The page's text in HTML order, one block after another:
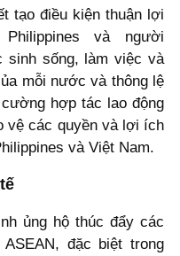
tạo điều kiện thuận lợi
và người
sinh sống, làm việc và
mỗi nước và thông lệ
hợp tác lao động
vệ các quyền và lợi ích
và Việt Nam.
ủng hộ thúc đẩy các
đặc biệt trong